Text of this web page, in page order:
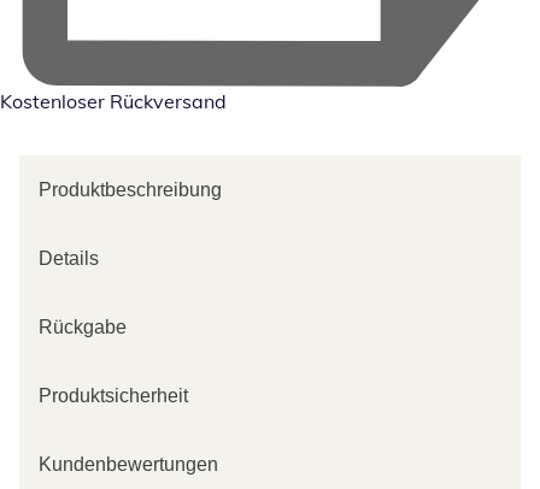
Kostenloser Rückversand
Produktbeschreibung
Details
Rückgabe
Produktsicherheit
Kundenbewertungen